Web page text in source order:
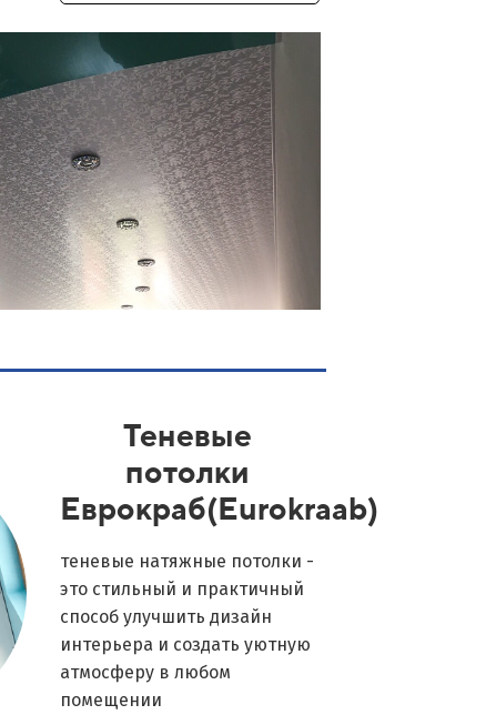
Теневые
потолки
Еврокраб(Eurokraab)
теневые натяжные потолки -
это стильный и практичный
способ улучшить дизайн
интерьера и создать уютную
атмосферу в любом
помещении